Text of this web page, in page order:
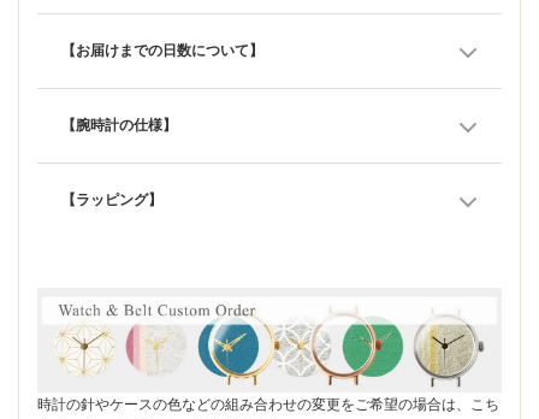
【お届けまでの日数について】
【腕時計の仕様】
【ラッピング】
時計の針やケースの色などの組み合わせの変更をご希望の場合は、こち